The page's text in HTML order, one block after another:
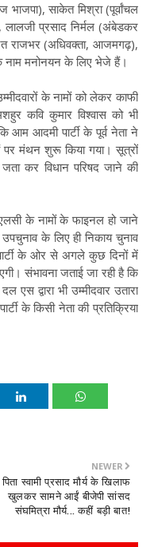
भाजपा), साकेत मिश्रा (पूर्वांचल
प्रसाद निर्मल (अंबेडकर
राजभर (अधिवक्ता, आजमगढ़),
के नाम मनोनयन के लिए भेजे हैं।
के नामों को लेकर काफी
कवि कुमार विश्वास को भी
आम आदमी पार्टी के पूर्व नेता ने
पर मंथन शुरू किया गया। सूत्रों
कर विधान परिषद जाने की
के नामों के फाइनल हो जाने
के लिए ही निकाय चुनाव
के ओर से अगले कुछ दिनों में
संभावना जताई जा रही है कि
द्वारा भी उम्मीदवार उतारा
के किसी नेता की प्रतिक्रिया
NEWER
पिता स्वामी प्रसाद मौर्य के खिलाफ
खुलकर सामने आईं बीजेपी सांसद
संघमित्रा मौर्य... कहीं बड़ी बात!